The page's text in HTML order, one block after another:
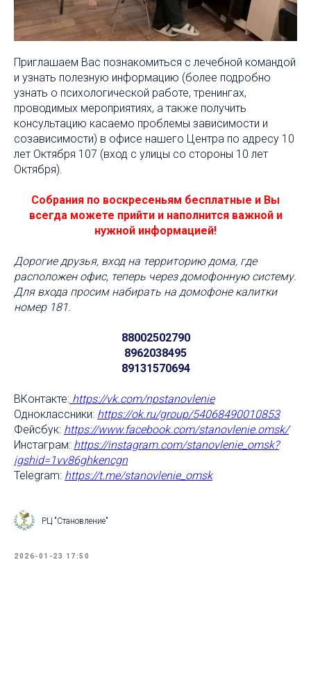
Приглашаем Вас познакомиться с лечебной командой
и узнать полезную информацию (более подробно
узнать о психологической работе, тренингах,
проводимых мероприятиях, а также получить
консультацию касаемо проблемы зависимости и
созависимости) в офисе нашего Центра по адресу 10
лет Октября 107 (вход с улицы со стороны 10 лет
Октября).
Собрания по воскресеньям бесплатные и Вы
всегда можете прийти и наполнится важной и
нужной информацией!
Дорогие друзья, вход на территорию дома, где
расположен офис, теперь через домофонную систему.
Для входа просим набирать на домофоне калитки
номер 181.
88002502790
8962038495
89131570694
ВКонтакте: https://vk.com/npstanovlenie
Одноклассники: https://ok.ru/group/54068490010853
Фейсбук: https://www.facebook.com/stanovlenie.omsk/
Инстаграм: https://instagram.com/stanovlenie_omsk?
igshid=1vv86ghkencgn
Telegram: https://t.me/stanovlenie_omsk
РЦ "Становление"
2026-01-23 17:50